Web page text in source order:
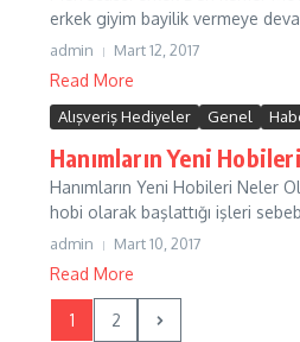
erkek giyim bayilik vermeye
admin Mart 12, 2017
Read More
Alışveriş Hediyeler Genel
Hanımların Yeni
Hanımların Yeni Hobileri Neler
hobi olarak başlattığı işleri
admin Mart 10, 2017
Read More
1 2